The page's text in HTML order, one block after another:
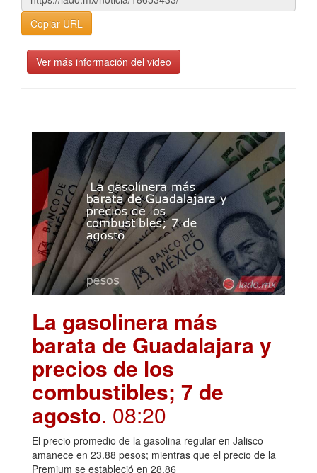
Copiar URL
Ver más información del video
La gasolinera más
barata de Guadalajara y
precios de los
combustibles; 7 de
agosto. 08:20
El precio promedio de la gasolina regular en Jalisco
amanece en 23.88 pesos; mientras que el precio de la
Premium se estableció en 28.86